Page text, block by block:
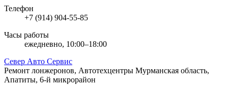
Телефон
+7 (914) 904-55-85
Часы работы
ежедневно, 10:00–18:00
Север Авто Сервис
Ремонт лонжеронов, Автотехцентры Мурманская область,
Апатиты, 6-й микрорайон